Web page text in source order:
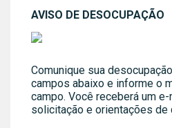
AVISO DE DESOCUPAÇÃO
Comunique sua
campos abaixo e informe o
campo. Você receberá um
solicitação e orientações de